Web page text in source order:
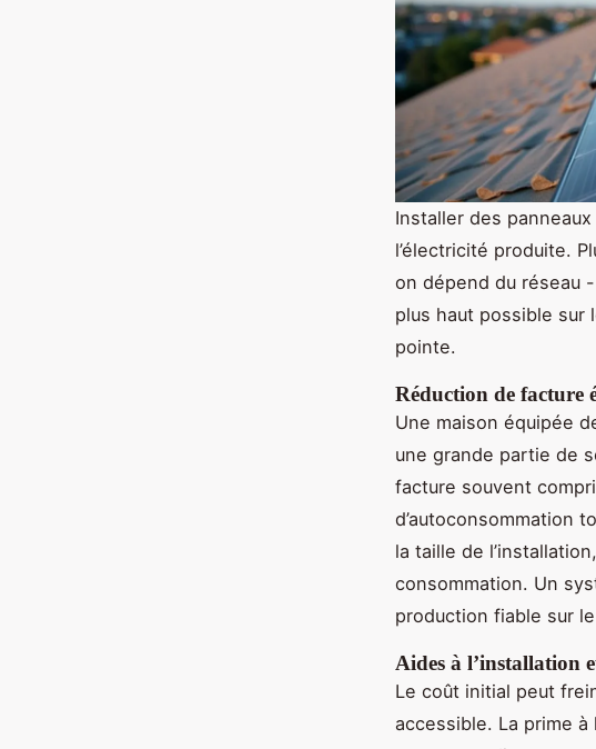
Installer des
l’électricité produite.
on dépend du réseau
plus haut possible sur
pointe.
Réduction de facture
Une maison équipée
une grande partie de
facture souvent
d’autoconsommation
la taille de
consommation. Un
production fiable sur
Aides à l’installation
Le coût initial peut
accessible. La prime à